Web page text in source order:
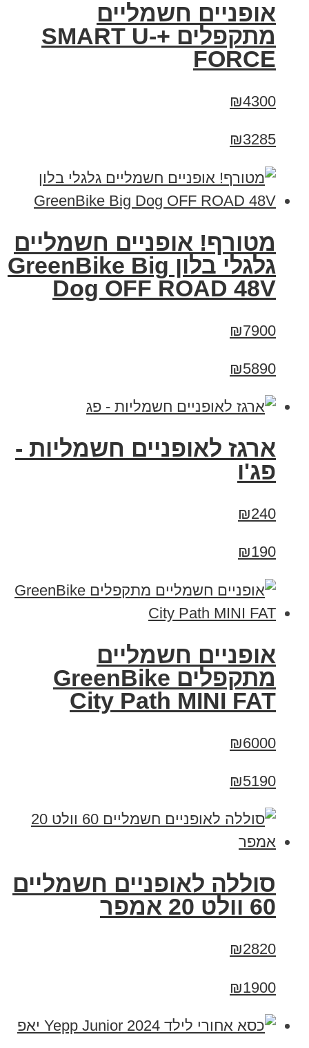
אופניים חשמליים
מתקפלים +SMART U-
FORCE
₪4300
₪3285
מטורף! אופניים חשמליים
גלגלי בלון GreenBike Big
Dog OFF ROAD 48V
₪7900
₪5890
ארגז לאופניים חשמליות -
פג'ו
₪240
₪190
אופניים חשמליים
‏מתקפלים GreenBike
City Path MINI FAT
₪6000
₪5190
סוללה לאופניים חשמליים
60 וולט 20 אמפר
₪2820
₪1900